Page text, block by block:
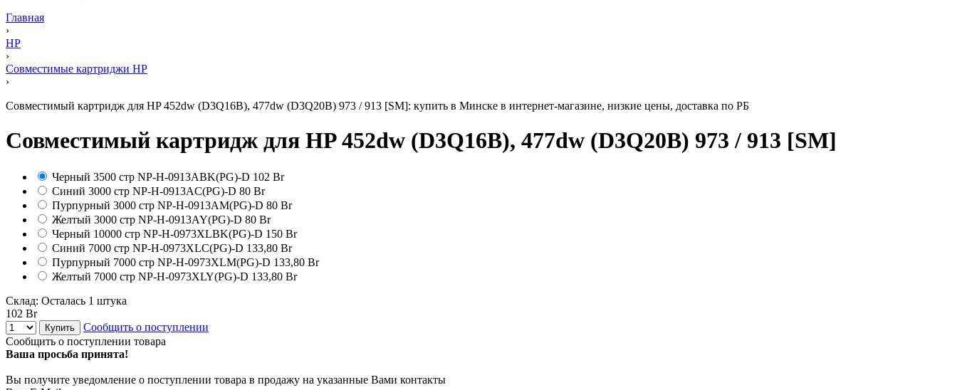
Главная
›
HP
›
Совместимые картриджи HP
›
Совместимый картридж для HP 452dw (D3Q16B), 477dw (D3Q20B) 973 / 913 [SM]: купить в Минске в интернет-магазине, низкие цены, доставка по РБ
Совместимый картридж для HP 452dw (D3Q16B), 477dw (D3Q20B) 973 / 913 [SM]
Черный 3500 стр NP-H-0913ABK(PG)-D 102 Br
Синий 3000 стр NP-H-0913AC(PG)-D 80 Br
Пурпурный 3000 стр NP-H-0913AM(PG)-D 80 Br
Желтый 3000 стр NP-H-0913AY(PG)-D 80 Br
Черный 10000 стр NP-H-0973XLBK(PG)-D 150 Br
Синий 7000 стр NP-H-0973XLC(PG)-D 133,80 Br
Пурпурный 7000 стр NP-H-0973XLM(PG)-D 133,80 Br
Желтый 7000 стр NP-H-0973XLY(PG)-D 133,80 Br
Склад: Осталась 1 штука
102 Br
Купить
Сообщить о поступлении
Сообщить о поступлении товара
Ваша просьба принята!
Вы получите уведомление о поступлении товара в продажу на указанные Вами контакты